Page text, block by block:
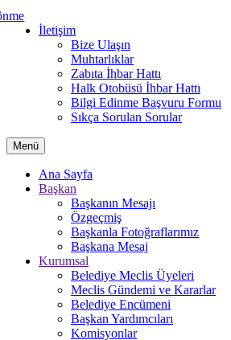
İletişim
Bize Ulaşın
Muhtarlıklar
Zabıta İhbar Hattı
Halk Otobüsü İhbar Hattı
Bilgi Edinme Başvuru Formu
Sıkça Sorulan Sorular
Menü
Ana Sayfa
Başkan
Başkanın Mesajı
Özgeçmiş
Başkanla Fotoğraflarımız
Başkana Mesaj
Kurumsal
Belediye Meclis Üyeleri
Meclis Gündemi ve Kararlar
Belediye Encümeni
Başkan Yardımcıları
Komisyonlar